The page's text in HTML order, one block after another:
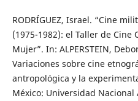
RODRÍGUEZ, Israel. “Cine
(1975-1982): el Taller de Cine
Mujer”. In: ALPERSTEIN,
Variaciones sobre cine
antropológica y la
México: Universidad Nacional